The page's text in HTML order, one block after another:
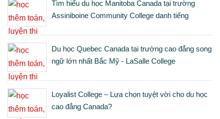
Tìm hiểu du học Manitoba Canada tại trường
Assiniboine Community College danh tiếng
Du học Quebec Canada tại trường cao đẳng song
ngữ lớn nhất Bắc Mỹ - LaSalle College
Loyalist College – Lựa chọn tuyệt vời cho du học
cao đẳng Canada?